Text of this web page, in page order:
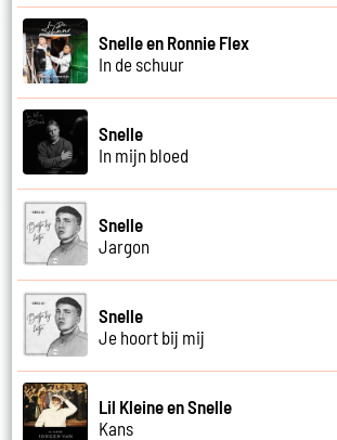
Snelle en Ronnie Flex
In de schuur
Snelle
In mijn bloed
Snelle
Jargon
Snelle
Je hoort bij mij
Lil Kleine en Snelle
Kans